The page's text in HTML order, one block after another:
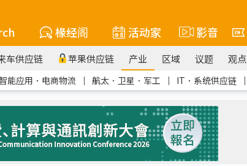
椽经阁 活动家 影音
车供应链 苹果供应链 产业 区域 议题 观点
能应用．电商物流 ｜ 航太．卫星．军工 ｜ IT．系统供应链 ｜